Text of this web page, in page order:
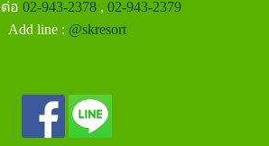
อ 02-943-2378 , 02-943-2379
Add line : @skresort